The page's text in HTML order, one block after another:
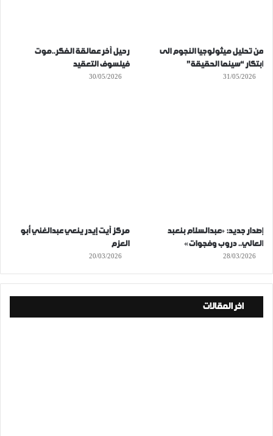
من تحليل ميثولوجيا النجوم الى
ابتكار “سينما الحقيقة”
31/05/2026
رحيل آخر عمالقة الفكر..موت
فيلسوف التعقيد
30/05/2026
إصدار جديد: «عبدالسلام بنعبد
العالي.. دروب وفجوات»
28/03/2026
مركز آيت إيدر ينعي عبدالغني أبو
العزم
20/03/2026
اخر المقالات